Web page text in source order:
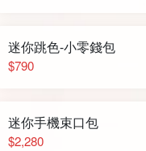
迷你跳色-小零錢包
$790
迷你手機束口包
$2,280